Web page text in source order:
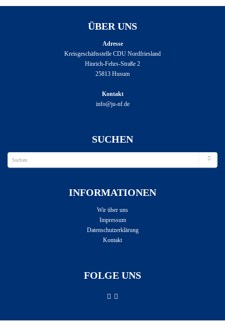
ÜBER UNS
Adresse
Kreisgeschäftsstelle CDU Nordfriesland
Hinrich-Fehrs-Straße 2
25813 Husum
Kontakt
info@ju-nf.de
SUCHEN
INFORMATIONEN
Wir über uns
Impressum
Datenschutzerklärung
Kontakt
FOLGE UNS